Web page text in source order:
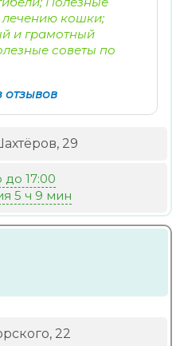
кошки;
и грамотный
советы по
отзывов
29
17:00
5 ч 9 мин
22